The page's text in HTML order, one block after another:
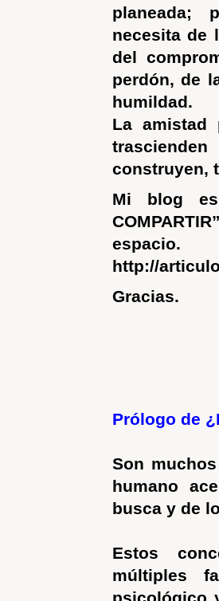
planeada;
necesita de
del
perdón, de
humildad.
La amistad
construyen,
Mi blog es:
espacio.
http://
Gracias.
Prólogo de
Son
humano
busca y de
Estos
múltiples